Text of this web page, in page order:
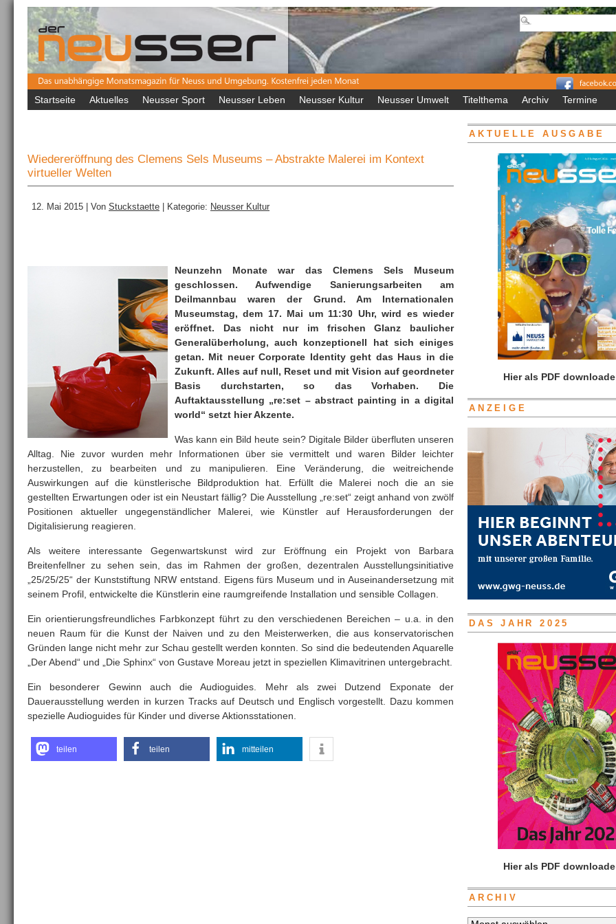
Startseite Aktuelles Neusser Sport Neusser Leben Neusser Kultur Neusser Umwelt Titelthema Archiv Termine
Wiedereröffnung des Clemens Sels Museums – Abstrakte Malerei im Kontext
virtueller Welten
12. Mai 2015 | Von Stuckstaette | Kategorie: Neusser Kultur
Neunzehn Monate war das Clemens Sels Museum
geschlossen. Aufwendige Sanierungsarbeiten am
Deilmannbau waren der Grund. Am Internationalen
Museumstag, dem 17. Mai um 11:30 Uhr, wird es wieder
eröffnet. Das nicht nur im frischen Glanz baulicher
Generalüberholung, auch konzeptionell hat sich einiges
getan. Mit neuer Corporate Identity geht das Haus in die
Zukunft. Alles auf null, Reset und mit Vision auf geordneter
Basis durchstarten, so das Vorhaben. Die
Auftaktausstellung „re:set – abstract painting in a digital
world“ setzt hier Akzente.
Was kann ein Bild heute sein? Digitale Bilder überfluten unseren
Alltag. Nie zuvor wurden mehr Informationen über sie vermittelt und waren Bilder leichter
herzustellen, zu bearbeiten und zu manipulieren. Eine Veränderung, die weitreichende
Auswirkungen auf die künstlerische Bildproduktion hat. Erfüllt die Malerei noch die an sie
gestellten Erwartungen oder ist ein Neustart fällig? Die Ausstellung „re:set“ zeigt anhand von zwölf
Positionen aktueller ungegenständlicher Malerei, wie Künstler auf Herausforderungen der
Digitalisierung reagieren.
Als weitere interessante Gegenwartskunst wird zur Eröffnung ein Projekt von Barbara
Breitenfellner zu sehen sein, das im Rahmen der großen, dezentralen Ausstellungsinitiative
„25/25/25“ der Kunststiftung NRW entstand. Eigens fürs Museum und in Auseinandersetzung mit
seinem Profil, entwickelte die Künstlerin eine raumgreifende Installation und sensible Collagen.
Ein orientierungsfreundliches Farbkonzept führt zu den verschiedenen Bereichen – u.a. in den
neuen Raum für die Kunst der Naiven und zu den Meisterwerken, die aus konservatorischen
Gründen lange nicht mehr zur Schau gestellt werden konnten. So sind die bedeutenden Aquarelle
„Der Abend“ und „Die Sphinx“ von Gustave Moreau jetzt in speziellen Klimavitrinen untergebracht.
Ein besonderer Gewinn auch die Audioguides. Mehr als zwei Dutzend Exponate der
Dauerausstellung werden in kurzen Tracks auf Deutsch und Englisch vorgestellt. Dazu kommen
spezielle Audioguides für Kinder und diverse Aktionsstationen.
teilen teilen mitteilen
AKTUELLE AUSGABE
Hier als PDF
ANZEIGE
DAS JAHR 2025
Hier als PDF
ARCHIV